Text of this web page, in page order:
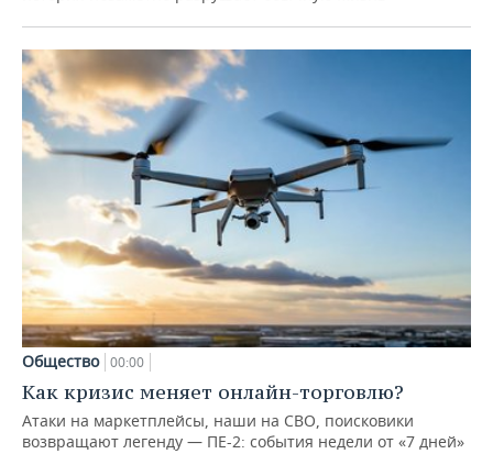
Общество 00:00
Как кризис меняет онлайн-торговлю?
Атаки на маркетплейсы, наши на СВО, поисковики
возвращают легенду — ПЕ-2: события недели от «7 дней»